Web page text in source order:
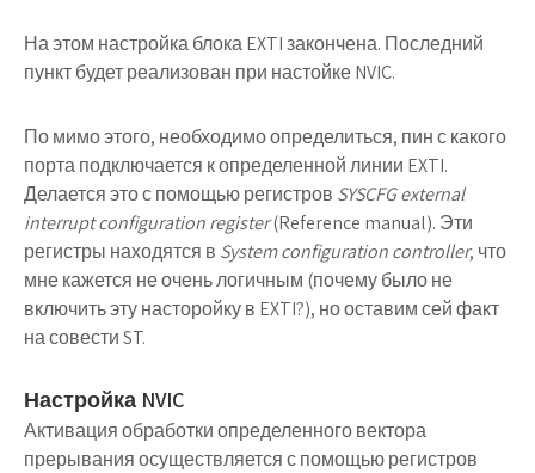
На этом настройка блока EXTI закончена. Последний
пункт будет реализован при настойке NVIC.
По мимо этого, необходимо определиться, пин с какого
порта подключается к определенной линии EXTI.
Делается это с помощью регистров SYSCFG external
interrupt configuration register(Reference manual). Эти
регистры находятся в System configuration controller, что
мне кажется не очень логичным (почему было не
включить эту насторойку в EXTI?), но оставим сей факт
на совести ST.
Настройка NVIC
Активация обработки определенного вектора
прерывания осуществляется с помощью регистров